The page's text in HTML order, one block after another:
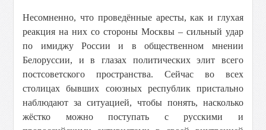
Несомненно, что проведённые аресты, как и глухая
реакция на них со стороны Москвы – сильный удар
по имиджу России и в общественном мнении
Белоруссии, и в глазах политических элит всего
постсоветского пространства. Сейчас во всех
столицах бывших союзных республик пристально
наблюдают за ситуацией, чтобы понять, насколько
жёстко можно поступать с русскими и